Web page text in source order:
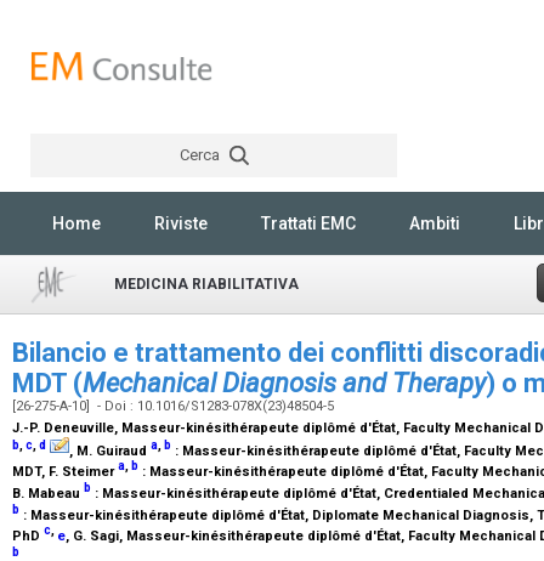
Cerca
Home Riviste Trattati EMC Ambiti
MEDICINA RIABILITATIVA
Bilancio e trattamento dei conflitti
MDT (Mechanical Diagnosis and Therapy) o
[26-275-A-10] - Doi : 10.1016/S1283-078X(23)48504-5
J.-P. Deneuville, Masseur-kinésithérapeute diplômé d'État, Faculty Mechanical
b c d , M. Guiraud a b : Masseur-kinésithérapeute diplômé d'État, Faculty
MDT, F. Steimera, b : Masseur-kinésithérapeute diplômé d'État, Faculty
B. Mabeau b : Masseur-kinésithérapeute diplômé d'État, Credentialed
b : Masseur-kinésithérapeute diplômé d'État, Diplomate Mechanical Diagnosis,
PhD c, e, G. Sagi, Masseur-kinésithérapeute diplômé d'État, Faculty Mechanical
b